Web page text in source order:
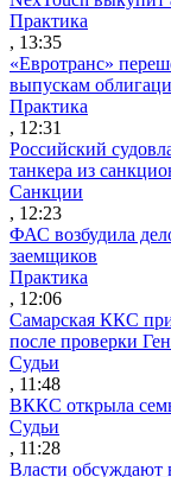
Практика
, 13:35
«Евротранс»
выпускам
Практика
, 12:31
Российский
танкера из
Санкции
, 12:23
ФАС возбудила
заемщиков
Практика
, 12:06
Самарская ККС
после проверки
Судьи
, 11:48
ВККС открыла
Судьи
, 11:28
Власти обсуждают